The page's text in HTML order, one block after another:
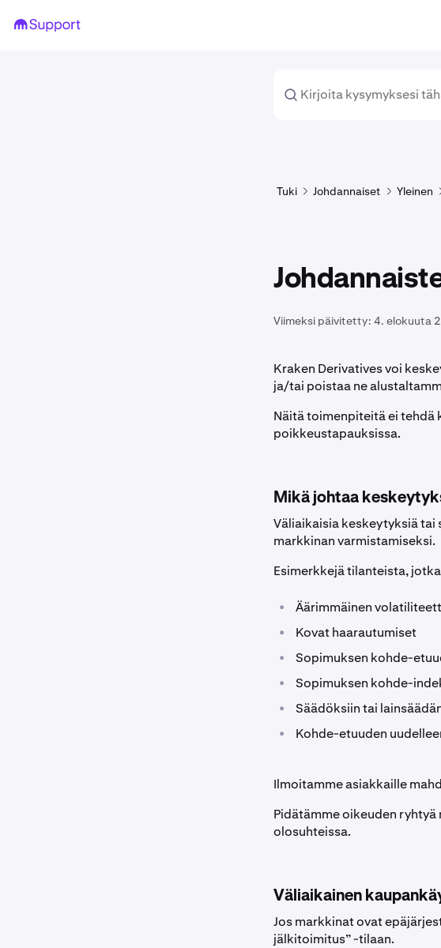
Tuki Johdannaiset Yleinen
Viimeksi päivitetty: 4. elokuuta
Kraken Derivatives voi
ja/tai poistaa ne
Näitä toimenpiteitä ei tehdä
poikkeustapauksissa.
Mikä johtaa
Väliaikaisia keskeytyksiä tai
markkinan varmistamiseksi.
Esimerkkejä tilanteista,
• Äärimmäinen
• Kovat haarautumiset
• Sopimuksen kohde-
• Sopimuksen kohde-
• Säädöksiin tai
• Kohde-etuuden
Ilmoitamme asiakkaille
Pidätämme oikeuden
olosuhteissa.
Väliaikainen
Jos markkinat ovat
jälkitoimitus” -tilaan.